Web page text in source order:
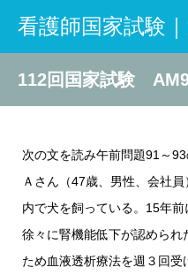
看護師国家試験
112回国家試験
次の文を読み午前問題91～93
Ａさん（47歳、男性、会社
内で犬を飼っている。15年前
徐々に腎機能低下が認めら
ため血液透析療法を週３回